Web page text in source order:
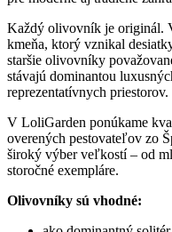
Každý olivovník je originál.
kmeňa, ktorý vznikal
staršie olivovníky
stávajú dominantou
reprezentatívnych priestorov.
V LoliGarden ponúkame
overených pestovateľov zo
široký výber veľkostí – od
storočné exempláre.
Olivovníky sú vhodné: